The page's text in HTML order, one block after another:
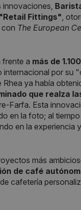
innovaciones,
Fittings",
The European
frente a más de
por su
ya había
que realza
Farfa. Esta
en la foto; al
en la experiencia y
más
de café
cafetería